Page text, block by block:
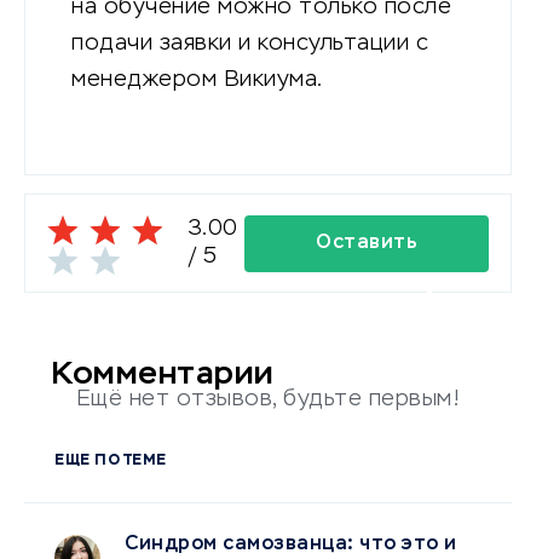
на обучение можно только после
подачи заявки и консультации с
менеджером Викиума.
3.00
/ 5
Оставить
Комментарии
Ещё нет отзывов, будьте первым!
ЕЩЕ ПО ТЕМЕ
Синдром самозванца: что это и